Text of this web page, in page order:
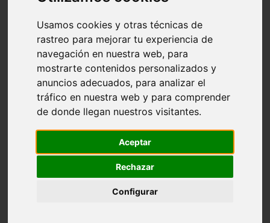
Usamos cookies y otras técnicas de
rastreo para mejorar tu experiencia de
navegación en nuestra web, para
mostrarte contenidos personalizados y
anuncios adecuados, para analizar el
tráfico en nuestra web y para comprender
de donde llegan nuestros visitantes.
Aceptar
Rechazar
Configurar
Granada - monachil
Huesca - isábena
Huesca - alquézar
Huesca - castejón-de-sos
Sevilla - marinaleda
Córdoba - almedinilla
Navarra - zangoza
Cantabria - arenas-de-iguña
Barcelona - la-pobla-de-lillet
Las-palmas - yaiza
Valladolid - fuensaldaña